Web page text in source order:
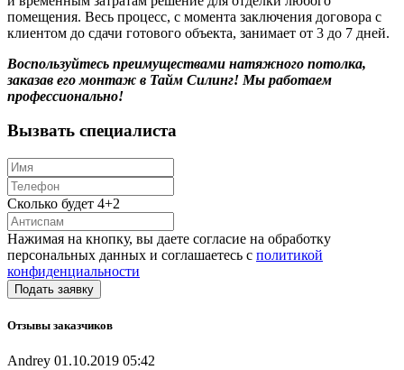
помещения. Весь процесс, с момента заключения договора с
клиентом до сдачи готового объекта, занимает от 3 до 7 дней.
Воспользуйтесь преимуществами натяжного потолка,
заказав его монтаж в Тайм Силинг! Мы работаем
профессионально!
Вызвать специалиста
Сколько будет 4+2
Нажимая на кнопку, вы даете согласие на обработку
персональных данных и соглашаетесь с политикой
конфиденциальности
Отзывы заказчиков
Andrey 01.10.2019 05:42